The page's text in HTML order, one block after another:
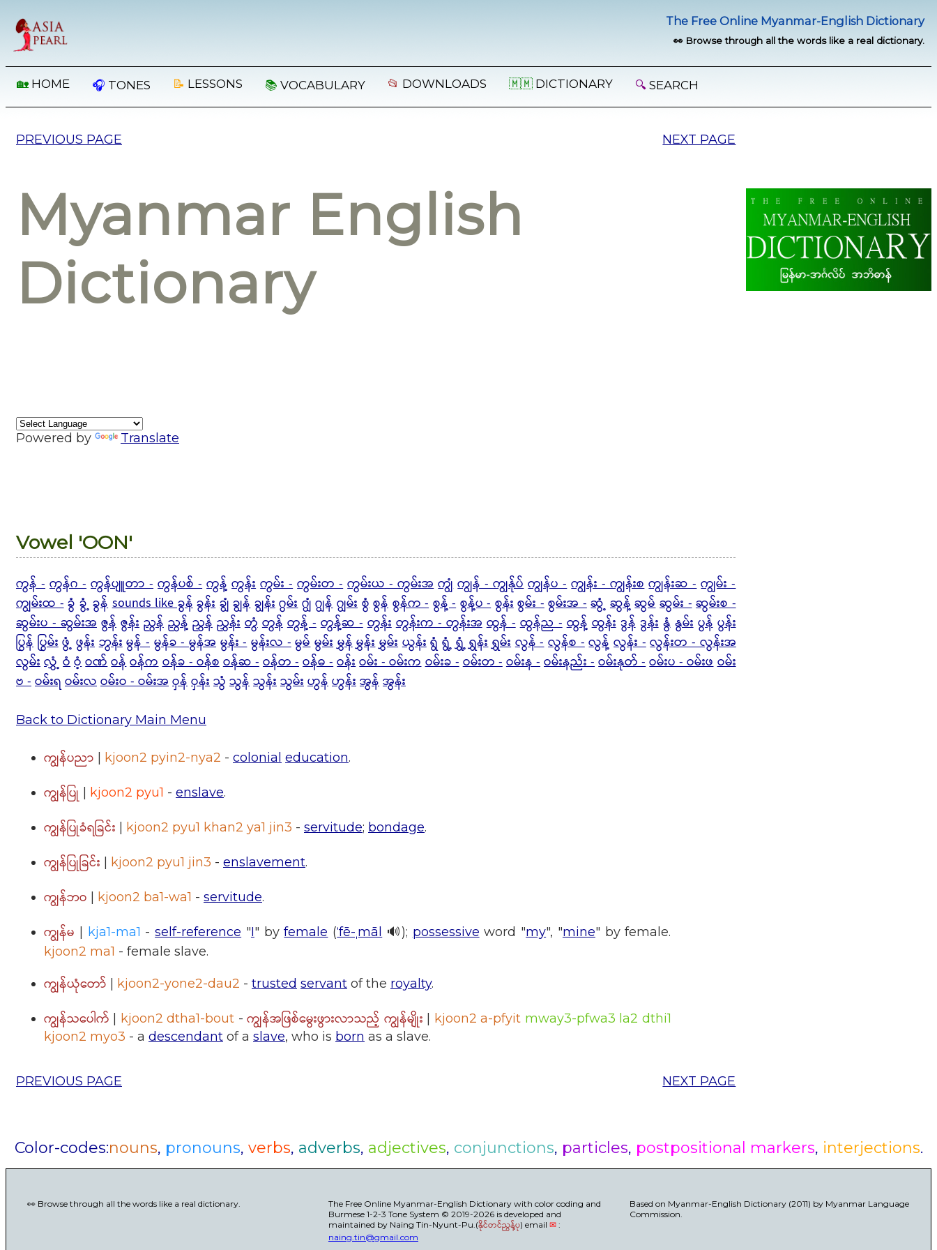
The Free Online Myanmar-English Dictionary
👀 Browse through all the words like a real dictionary.
🏡 HOME 🎧 TONES 📝 LESSONS 📚 VOCABULARY 📂 DOWNLOADS 🇲🇲 DICTIONARY 🔍 SEARCH
PREVIOUS PAGE NEXT PAGE
Myanmar English
Dictionary
Powered by Translate
Vowel 'OON'
ကွန် - ကွန်ဂ - ကွန်ပျူတာ - ကွန်ပစ် - ကွန့် ကွန်း ကွမ်း - ကွမ်းတ - ကွမ်းယ - ကွမ်းအ ကျွံ ကျွန် - ကျွန်ုပ် ကျွန်ပ - ကျွန်း - ကျွန်းစ ကျွန်းဆ - ကျွမ်း -
ကျွမ်းထ -ခွံ ခွံ့ ခွန်sounds like ခွန်ခွန်းချွံ ချွန်ချွန်းဂွမ်း ဂျွံ ဂျွန်ဂျွမ်း စွံစွန် စွန်က - စွန့် - စွန့်ပ - စွန်းစွမ်း -စွမ်းအ -ဆွံ့ ဆွန့် ဆွမ်ဆွမ်း -ဆွမ်းစ -
ဆွမ်းပ - ဆွမ်းအ ဇွန် ဇွန်း ညွန် ညွန့် ညွှန် ညွှန်း တွံ တွန် တွန့် - တွန့်ဆ - တွန်း တွန်းက - တွန်းအ ထွန် - ထွန်ည - ထွန့် ထွန်း ဒွန် ဒွန်း နွံ နွမ်း ပွန် ပွန်း
ပြွန် ပြွမ်း ဖွံ့ ဖွန်း ဘွန်း မွန် - မွန်ခ - မွန်အ မွန်း - မွန်းလ - မွမ် မွမ်း မွှန် မွှန်း မွှမ်း ယွန်း ရွံ ရွံ့ ရွှံ့ ရွှန်း ရွှမ်း လွန် - လွန်စ - လွန့် လွန်း - လွန်းတ - လွန်းအ
လွမ်းလွှံ့ ဝံဝံ့ဝဏ်ဝန်ဝန်ကဝန်ခ - ဝန်စဝန်ဆ -ဝန်တ -ဝန်ဓ -ဝန်းဝမ်း - ဝမ်းကဝမ်းခ -ဝမ်းတ -ဝမ်းန -ဝမ်းနည်း -ဝမ်းနုတ် -ဝမ်းပ - ဝမ်းဖဝမ်း
ဗ -ဝမ်းရ ဝမ်းလဝမ်းဝ - ဝမ်းအဝှန်ဝှန်းသွံ သွန်သွန်းသွမ်းဟွန်ဟွန်းအွန်အွန်း
Back to Dictionary Main Menu
ကျွန်ပညာ | kjoon2 pyin2-nya2 - colonial education.
ကျွန်ပြု | kjoon2 pyu1 - enslave.
ကျွန်ပြုခံရခြင်း | kjoon2 pyu1 khan2 ya1 jin3 - servitude; bondage.
ကျွန်ပြုခြင်း | kjoon2 pyu1 jin3 - enslavement.
ကျွန်ဘဝ | kjoon2 ba1-wa1 - servitude.
ကျွန်မ | kja1-ma1 -self-reference "I" byfemale (ˈfē-ˌmāl 🔊); possessive word "my", "mine" by female.
kjoon2 ma1 - female slave.
ကျွန်ယုံတော် | kjoon2-yone2-dau2 - trusted servant of the royalty.
ကျွန်သပေါက် | kjoon2 dtha1-bout -ကျွန်အဖြစ်မွေးဖွားလာသည့် ကျွန်မျိုး | kjoon2 a-pfyit mway3-pfwa3 la2 dthi1
kjoon2 myo3 - a descendant of a slave, who is born as a slave.
PREVIOUS PAGE NEXT PAGE
Color-codes:nouns, pronouns, verbs, adverbs, adjectives, conjunctions, particles, postpositional markers, interjections.
👀 Browse through all the words like a real dictionary.
The Free Online Myanmar-English Dictionary with color coding and
Burmese 1-2-3 Tone System © 2019-2026 is developed and
maintained by Naing Tin-Nyunt-Pu.(နိုင်တင်ညွန့်ပု) email ✉:
naing.tin@gmail.com
Based on Myanmar-English Dictionary (2011) by Myanmar Language
Commission.